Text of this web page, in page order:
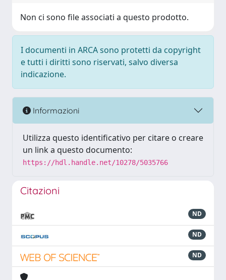
Non ci sono file associati a questo prodotto.
I documenti in ARCA sono protetti da copyright
e tutti i diritti sono riservati, salvo diversa
indicazione.
Informazioni
Utilizza questo identificativo per citare o creare
un link a questo documento:
https://hdl.handle.net/10278/5035766
Citazioni
ND
ND
ND